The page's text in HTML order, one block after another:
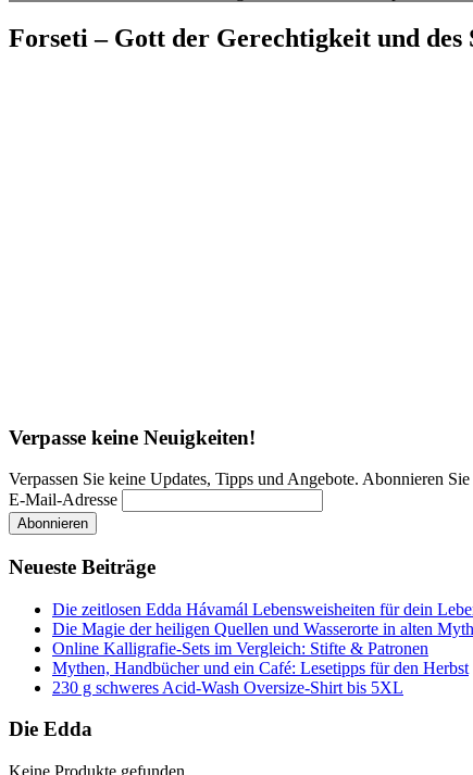
Forseti – Gott der Gerechtigkeit und des
Verpasse keine Neuigkeiten!
Verpassen Sie keine Updates, Tipps und Angebote. Abonnieren
E-Mail-Adresse
Neueste Beiträge
Die zeitlosen Edda Hávamál Lebensweisheiten für dein
Die Magie der heiligen Quellen und Wasserorte in alten
Online Kalligrafie‑Sets im Vergleich: Stifte & Patronen
Mythen, Handbücher und ein Café: Lesetipps für den Herbst
230 g schweres Acid-Wash Oversize-Shirt bis 5XL
Die Edda